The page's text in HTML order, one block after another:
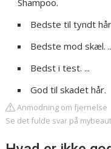
Shampoo.
Bedste til tyndt
Bedste mod skæl.
Bedst i test. ...
God til skadet hår.
Anmodning om fjernelse
Se det fulde svar på